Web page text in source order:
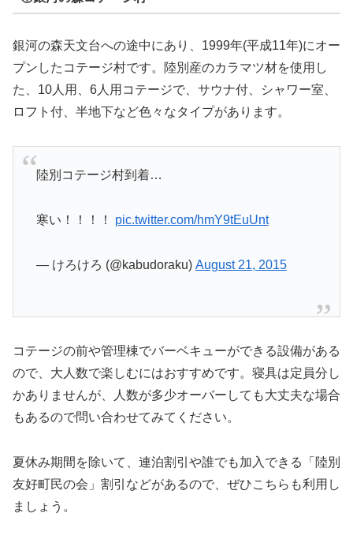
銀河の森天文台への途中にあり、1999年(平成11年)にオー
プンしたコテージ村です。陸別産のカラマツ材を使用し
た、10人用、6人用コテージで、サウナ付、シャワー室、
ロフト付、半地下など色々なタイプがあります。
陸別コテージ村到着…
寒い！！！！ pic.twitter.com/hmY9tEuUnt
— けろけろ (@kabudoraku) August 21, 2015
コテージの前や管理棟でバーベキューができる設備がある
ので、大人数で楽しむにはおすすめです。寝具は定員分し
かありませんが、人数が多少オーバーしても大丈夫な場合
もあるので問い合わせてみてください。
夏休み期間を除いて、連泊割引や誰でも加入できる「陸別
友好町民の会」割引などがあるので、ぜひこちらも利用し
ましょう。